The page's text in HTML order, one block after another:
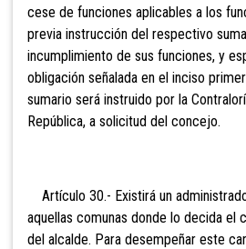
cese de funciones aplicables a los
previa instrucción del respectivo suma
incumplimiento de sus funciones, y
obligación señalada en el inciso
sumario será instruido por la
República, a solicitud del concejo.
Artículo 30.- Existirá un
aquellas comunas donde lo decida el
del alcalde. Para desempeñar este